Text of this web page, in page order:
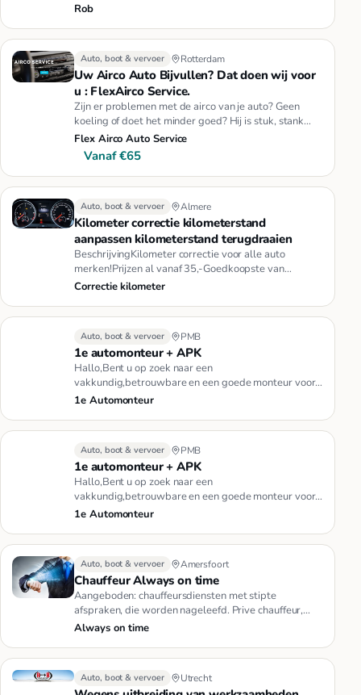
een app of sms
Rob
Auto, boot & vervoer Rotterdam
Uw Airco Auto Bijvullen? Dat doen wij voor
u : FlexAirco Service.
Zijn er problemen met de airco van je auto? Geen
koeling of doet het minder goed? Hij is stuk, stank
geur of koelt slech…
Flex Airco Auto Service
Vanaf €65
Auto, boot & vervoer Almere
Kilometer correctie kilometerstand
aanpassen kilometerstand terugdraaien
BeschrijvingKilometer correctie voor alle auto
merken!Prijzen al vanaf 35,-Goedkoopste van
Nederland24/7 beschikbaar kil…
Correctie kilometer
Auto, boot & vervoer PMB
1e automonteur + APK
Hallo,Bent u op zoek naar een
vakkundig,betrouwbare en een goede monteur voor
uw auto?Dan zit u goed ,U kunt bij mij ter…
1e Automonteur
Auto, boot & vervoer PMB
1e automonteur + APK
Hallo,Bent u op zoek naar een
vakkundig,betrouwbare en een goede monteur voor
uw auto?Dan zit u goed ,U kunt bij mij ter…
1e Automonteur
Auto, boot & vervoer Amersfoort
Chauffeur Always on time
Aangeboden: chauffeursdiensten met stipte
afspraken, die worden nageleefd. Prive chauffeur,
tijdelijke koeriersdiensten.…
Always on time
Auto, boot & vervoer Utrecht